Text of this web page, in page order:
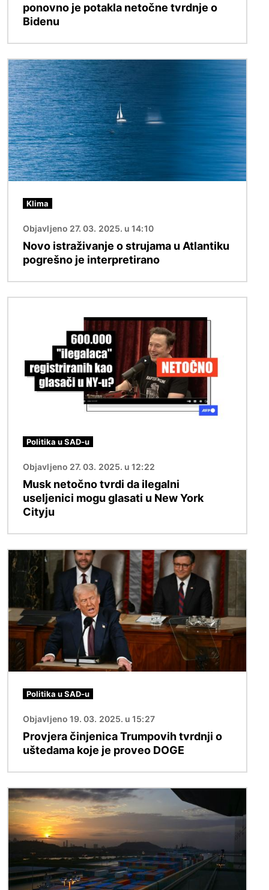
ponovno je potakla netočne tvrdnje o
Bidenu
Slika
Klima
Objavljeno 27. 03. 2025. u 14:10
Novo istraživanje o strujama u Atlantiku
pogrešno je interpretirano
Politika u SAD-u
Objavljeno 27. 03. 2025. u 12:22
Musk netočno tvrdi da ilegalni
useljenici mogu glasati u New York
Cityju
Slika
Politika u SAD-u
Objavljeno 19. 03. 2025. u 15:27
Provjera činjenica Trumpovih tvrdnji o
uštedama koje je proveo DOGE
Slika